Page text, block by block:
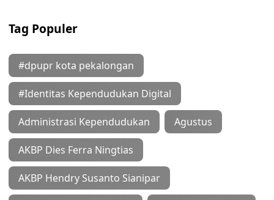
Tag Populer
#dpupr kota pekalongan
#Identitas Kependudukan Digital
Administrasi Kependudukan Agustus
AKBP Dies Ferra Ningtias
AKBP Hendry Susanto Sianipar